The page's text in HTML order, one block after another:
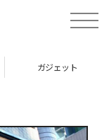
toggle
ガジェット